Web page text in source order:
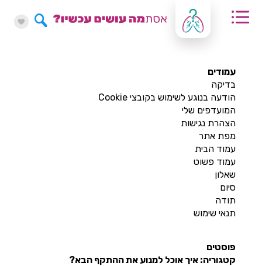
עמודים
בדיקה
הודעה בנוגע לשימוש בקובצי Cookie
המועדפים שלי
הצהרת נגישות
מפת אתר
עמוד הבית
עמוד פשוט
שאלון
סיום
תודה
תנאי שימוש
פוסטים
קטגוריה: איך אוכל למנוע את ההתקף הבא?